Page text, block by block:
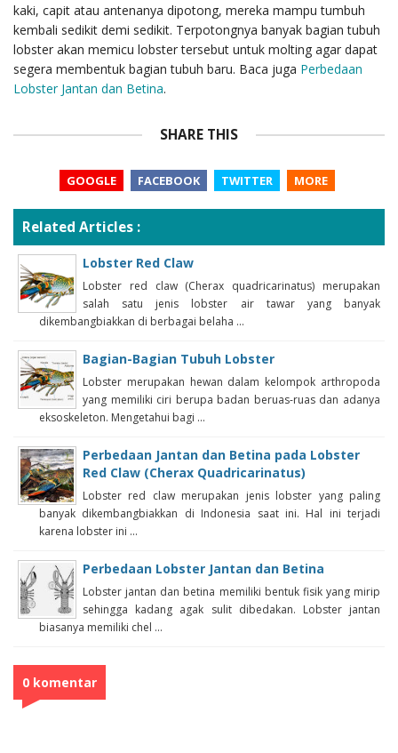
kaki, capit atau antenanya dipotong, mereka mampu tumbuh
kembali sedikit demi sedikit. Terpotongnya banyak bagian tubuh
lobster akan memicu lobster tersebut untuk molting agar dapat
segera membentuk bagian tubuh baru. Baca juga Perbedaan
Lobster Jantan dan Betina.
SHARE THIS
GOOGLE FACEBOOK TWITTER MORE
Related Articles :
Lobster Red Claw
Lobster red claw (Cherax quadricarinatus) merupakan
salah satu jenis lobster air tawar yang banyak
dikembangbiakkan di berbagai belaha ...
Bagian-Bagian Tubuh Lobster
Lobster merupakan hewan dalam kelompok arthropoda
yang memiliki ciri berupa badan beruas-ruas dan adanya
eksoskeleton. Mengetahui bagi ...
Perbedaan Jantan dan Betina pada Lobster
Red Claw (Cherax Quadricarinatus)
Lobster red claw merupakan jenis lobster yang paling
banyak dikembangbiakkan di Indonesia saat ini. Hal ini terjadi
karena lobster ini ...
Perbedaan Lobster Jantan dan Betina
Lobster jantan dan betina memiliki bentuk fisik yang mirip
sehingga kadang agak sulit dibedakan. Lobster jantan
biasanya memiliki chel ...
0 komentar